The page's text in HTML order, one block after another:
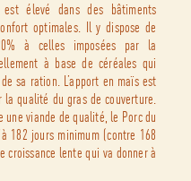
élevé dans des bâtiments
optimales. Il y dispose de
à celles imposées par la
à base de céréales qui
sa ration. L’apport en maïs est
qualité du gras de couverture.
une viande de qualité, le Porc du
182 jours minimum (contre 168
croissance lente qui va donner à